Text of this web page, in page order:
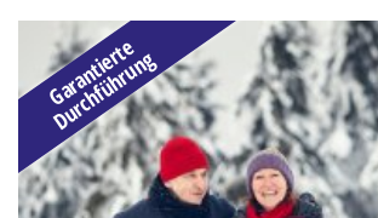
KATALOG
PDF-Kataloge zum
BUSANMIETUNG
KONTAKT
G
a
r
a
n
t
i
e
r
t
e
D
u
r
c
h
f
ü
h
r
u
n
g